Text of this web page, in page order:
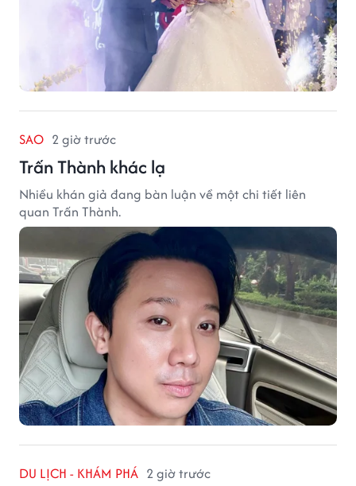
SAO 2 giờ trước
Trấn Thành khác lạ
Nhiều khán giả đang bàn luận về một chi tiết liên
quan Trấn Thành.
DU LỊCH - KHÁM PHÁ 2 giờ trước